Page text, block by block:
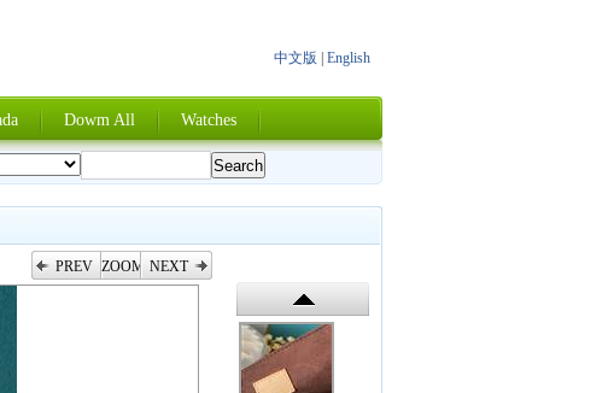
中文版
English
Dowm All Watches
PREV ZOOM NEXT